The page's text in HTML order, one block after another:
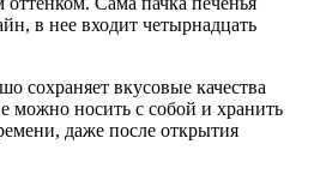
в нее входит четырнадцать
сохраняет вкусовые качества
можно носить с собой и хранить
даже после открытия